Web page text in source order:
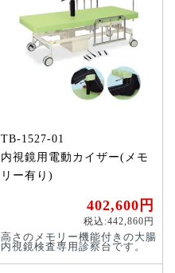
TB-1527-01
内視鏡用電動カイザー(メモ
リー有り)
402,600円
税込:442,860円
高さのメモリー機能付きの大腸
内視鏡検査専用診察台です。